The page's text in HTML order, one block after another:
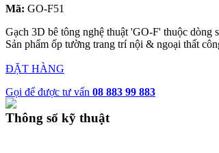
Mã: GO-F51
Gạch 3D bê tông nghệ thuật 'GO-F' thuộc dòng
Sản phẩm ốp tường trang trí nội & ngoại thất
ĐẶT HÀNG
Gọi để được tư vấn 08 883 99 883
Thông số kỹ thuật